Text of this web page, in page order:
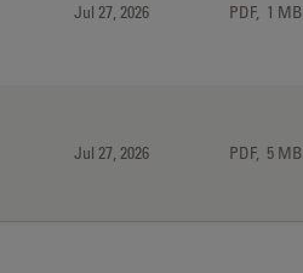
Jul 27, 2026 PDF, 1 MB
Jul 27, 2026 PDF, 5 MB